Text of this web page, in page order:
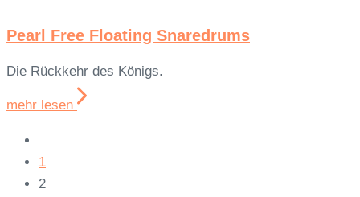
Pearl Free Floating Snaredrums
Die Rückkehr des Königs.
mehr lesen
1
2